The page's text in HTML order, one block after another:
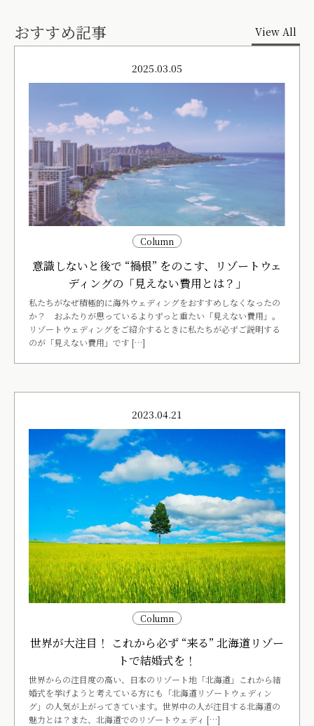
おすすめ記事 View All
2025.03.05
Column
意識しないと後で “禍根” をのこす、リゾートウェ
ディングの「見えない費用とは？」
私たちがなぜ積極的に海外ウェディングをおすすめしなくなったの
か？ おふたりが思っているよりずっと重たい「見えない費用」。
リゾートウェディングをご紹介するときに私たちが必ずご説明する
のが「見えない費用」です […]
2023.04.21
Column
世界が大注目！ これから必ず “来る” 北海道リゾー
トで結婚式を！
世界からの注目度の高い、日本のリゾート地「北海道」これから結
婚式を挙げようと考えている方にも「北海道リゾートウェディン
グ」の人気が上がってきています。世界中の人が注目する北海道の
魅力とは？また、北海道でのリゾートウェディ […]